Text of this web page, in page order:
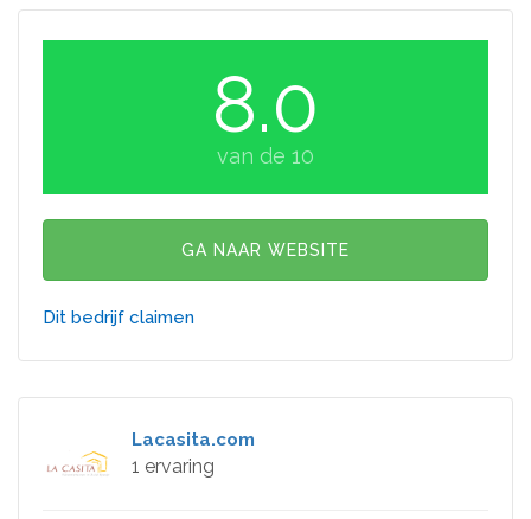
8.0
van de 10
GA NAAR WEBSITE
Dit bedrijf claimen
Lacasita.com
1 ervaring